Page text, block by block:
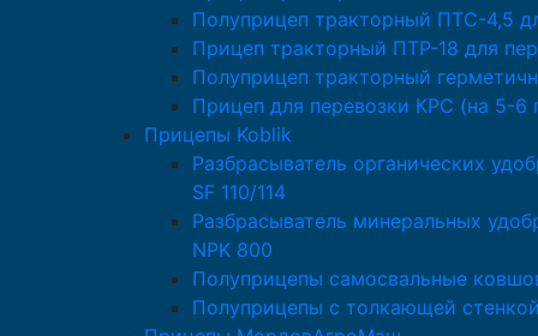
Полуприцеп тракторный ПТС-4,5
Прицеп тракторный ПТР-18 для
Полуприцеп тракторный
Прицеп для перевозки КРС (на 5-6
Прицепы Koblik
Разбрасыватель органических
SF 110/114
Разбрасыватель минеральных
NPK 800
Полуприцепы самосвальные
Полуприцепы с толкающей